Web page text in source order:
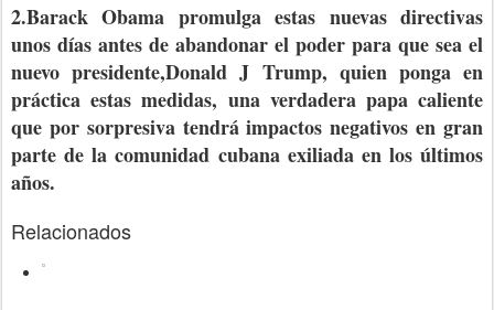
2.Barack Obama promulga estas nuevas directivas
unos días antes de abandonar el poder para que sea el
nuevo presidente,Donald J Trump, quien ponga en
práctica estas medidas, una verdadera papa caliente
que por sorpresiva tendrá impactos negativos en gran
parte de la comunidad cubana exiliada en los últimos
años.
Relacionados